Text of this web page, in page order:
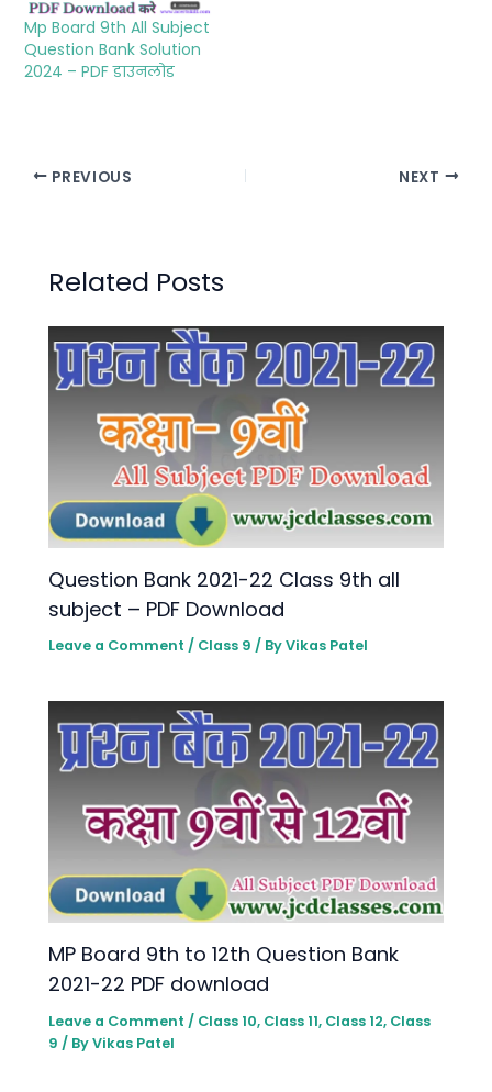
Mp Board 9th All Subject
Question Bank Solution
2024 – PDF डाउनलोड
PREVIOUS NEXT
Related Posts
Question Bank 2021-22 Class 9th all
subject – PDF Download
Leave a Comment / Class 9 / ByVikas Patel
MP Board 9th to 12th Question Bank
2021-22 PDF download
Leave a Comment / Class 10, Class 11, Class 12, Class
9 / ByVikas Patel